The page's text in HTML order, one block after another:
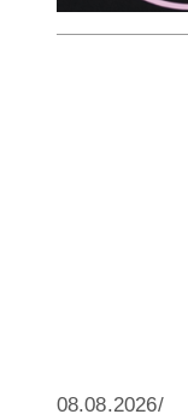
08.08.2026/